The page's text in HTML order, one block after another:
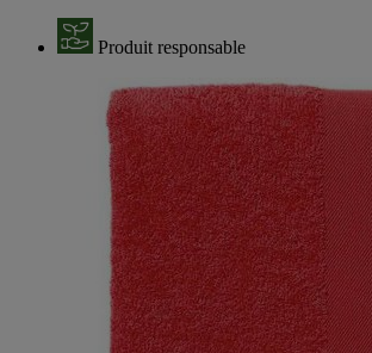
Produit responsable